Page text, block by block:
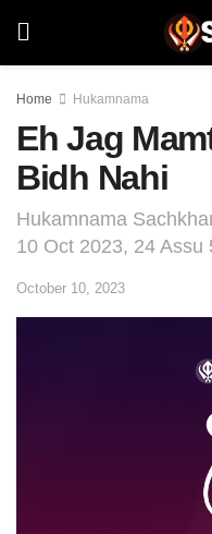
Home Hukamnama
Eh Jag
Bidh Nahi
Hukamnama
10 Oct 2023, 24 Assu
October 10, 2023